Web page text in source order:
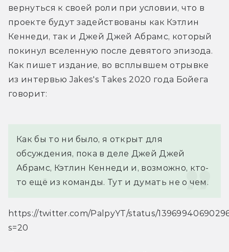
вернуться к своей роли при условии, что в
проекте будут задействованы как Кэтлин
Кеннеди, так и Джей Джей Абрамс, который
покинул вселенную после девятого эпизода.
Как пишет издание, во всплывшем отрывке
из интервью Jakes's Takes 2020 года Бойега
говорит:
Как бы то ни было, я открыт для
обсуждения, пока в деле Джей Джей
Абрамс, Кэтлин Кеннеди и, возможно, кто-
то ещё из команды. Тут и думать не о чем.
https://twitter.com/PalpyYT/status/
s=20